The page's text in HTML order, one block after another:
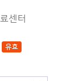
센터
유효